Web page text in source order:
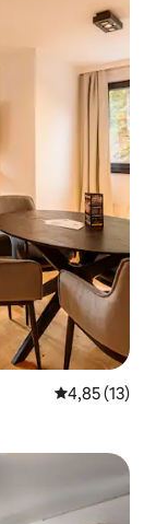
4,85 de uma
4,85 (13)